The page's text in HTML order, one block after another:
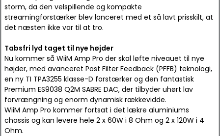
storm, da den velspillende og kompakte
streamingforstærker blev lanceret med et så lavt prisskilt, at
det næsten ikke var til at tro.
Tabsfri lyd taget til nye højder
Nu kommer så WiiM Amp Pro der skal løfte niveauet til nye
højder, med avanceret Post Filter Feedback (PFFB) teknologi,
en ny TI TPA3255 klasse-D forstærker og den fantastisk
Premium ES9038 Q2M SABRE DAC, der tilbyder uhørt lav
forvrængning og enorm dynamisk rækkevidde.
WiiM Amp Pro kommer fortsat i det lækre aluminiums
chassis og kan levere hele 2 x 60W i 8 Ohm og 2 x 120W i 4
Ohm.